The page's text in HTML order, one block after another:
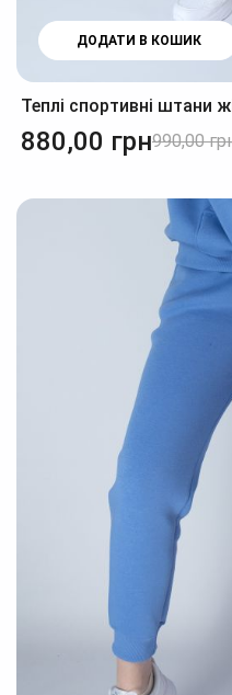
ДОДАТИ В КОШИК
Теплі спортивні штани
880,00 грн990,00